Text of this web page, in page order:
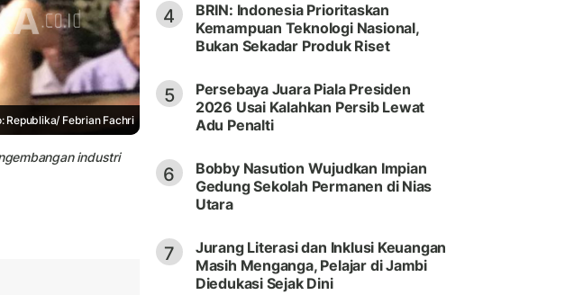
Republika/ Febrian Fachri
industri
4
BRIN: Indonesia Prioritaskan
Kemampuan Teknologi Nasional,
Bukan Sekadar Produk Riset
5
Persebaya Juara Piala Presiden
2026 Usai Kalahkan Persib Lewat
Adu Penalti
6
Bobby Nasution Wujudkan Impian
Gedung Sekolah Permanen di Nias
Utara
7
Jurang Literasi dan Inklusi Keuangan
Masih Menganga, Pelajar di Jambi
Diedukasi Sejak Dini